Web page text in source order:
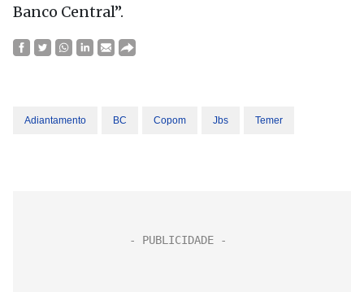
Banco Central”.
Adiantamento BC Copom Jbs Temer